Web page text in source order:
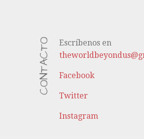
CONTACTO
Escríbenos en
Facebook
Twitter
Instagram